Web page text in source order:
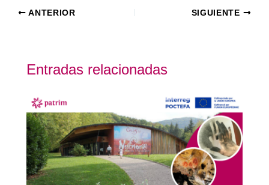
ANTERIOR SIGUIENTE
Entradas relacionadas